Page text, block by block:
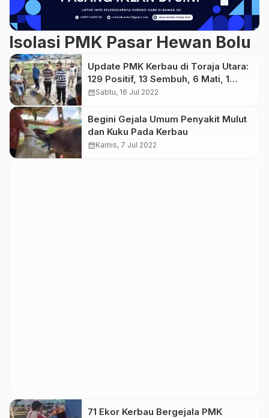
Isolasi PMK Pasar Hewan Bolu
Update PMK Kerbau di Toraja Utara:
129 Positif, 13 Sembuh, 6 Mati, 1
Dipotong Bersyarat
calendar_monthSabtu, 16 Jul 2022
Begini Gejala Umum Penyakit Mulut
dan Kuku Pada Kerbau
calendar_monthKamis, 7 Jul 2022
71 Ekor Kerbau Bergejala PMK